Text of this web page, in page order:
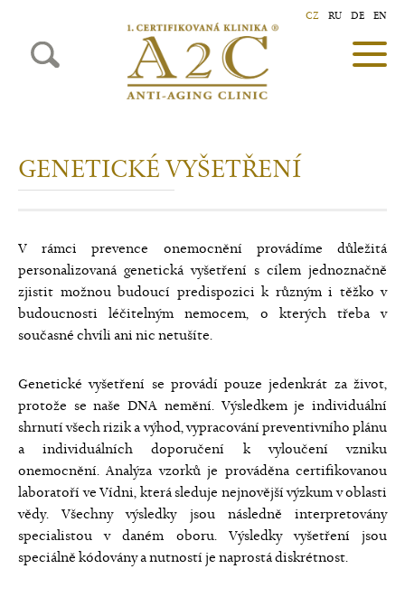
CZ RU DE EN
GENETICKÉ VYŠETŘENÍ
V rámci prevence onemocnění provádíme důležitá
personalizovaná genetická vyšetření s cílem jednoznačně
zjistit možnou budoucí predispozici k různým i těžko v
budoucnosti léčitelným nemocem, o kterých třeba v
současné chvíli ani nic netušíte.
Genetické vyšetření se provádí pouze jedenkrát za život,
protože se naše DNA nemění. Výsledkem je individuální
shrnutí všech rizik a výhod, vypracování preventivního plánu
a individuálních doporučení k vyloučení vzniku
onemocnění. Analýza vzorků je prováděna certifikovanou
laboratoří ve Vídni, která sleduje nejnovější výzkum v oblasti
vědy. Všechny výsledky jsou následně interpretovány
specialistou v daném oboru. Výsledky vyšetření jsou
speciálně kódovány a nutností je naprostá diskrétnost.